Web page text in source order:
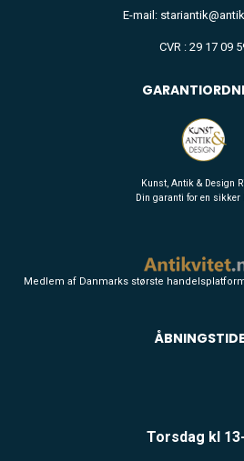
E-mail:
CVR : 29 17 09
Kunst, Antik & Design
Din garanti for en sikker
Medlem af Danmarks største
Torsdag kl